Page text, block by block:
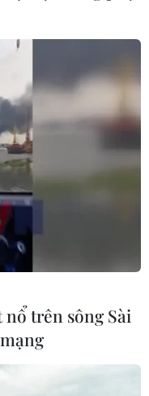
lên mức cao
thùng trong phiên
lúc đạt mức cao
thùng.
trên sông Sài